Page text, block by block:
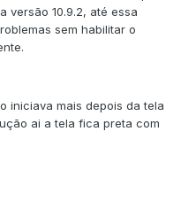
versão 10.9.2, até essa
sem habilitar o
iniciava mais depois da tela
ai a tela fica preta com